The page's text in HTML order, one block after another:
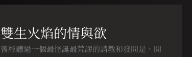
雙生火焰的情與欲
曾經聽過一個最怪誕最荒謬的請教和發問是，問
火
焰